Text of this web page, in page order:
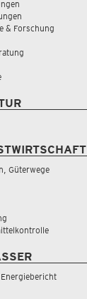
& Forschung
Güterwege